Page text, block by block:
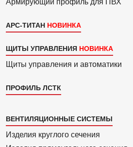
АРС-ТИТАН
ЩИТЫ УПРАВЛЕНИЯ
Щиты управления и автоматики
ПРОФИЛЬ ЛСТК
Каталог
4
ВЕНТИЛЯЦИОННЫЕ СИСТЕМЫ
Изделия круглого сечения